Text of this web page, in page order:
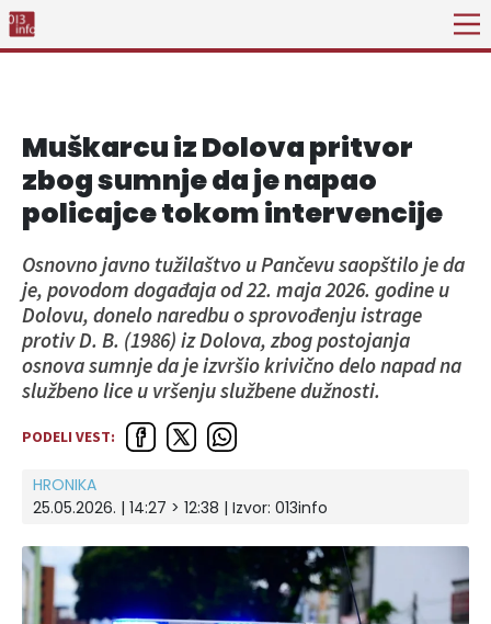
Muškarcu iz Dolova pritvor
zbog sumnje da je napao
policajce tokom intervencije
Osnovno javno tužilaštvo u Pančevu saopštilo je da
je, povodom događaja od 22. maja 2026. godine u
Dolovu, donelo naredbu o sprovođenju istrage
protiv D. B. (1986) iz Dolova, zbog postojanja
osnova sumnje da je izvršio krivično delo napad na
službeno lice u vršenju službene dužnosti.
PODELI VEST:
HRONIKA
25.05.2026. | 14:27 > 12:38 | Izvor: 013info